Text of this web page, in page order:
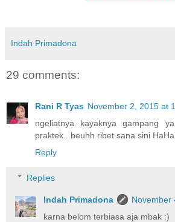
Indah Primadona
29 comments:
Rani R Tyas November 2, 2015 at
ngeliatnya kayaknya gampang
praktek.. beuhh ribet sana sini
Reply
Replies
Indah Primadona
November
karna belom terbiasa aja mbak :)